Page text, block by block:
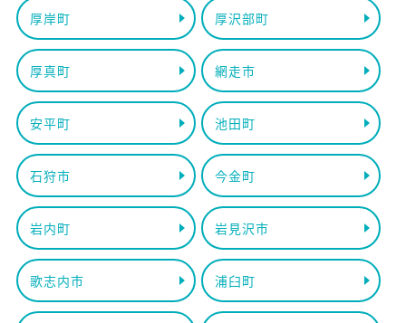
厚岸町 厚沢部町
厚真町 網走市
安平町 池田町
石狩市 今金町
岩内町 岩見沢市
歌志内市 浦臼町